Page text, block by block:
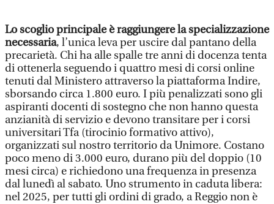
Lo scoglio principale è raggiungere la specializzazione
necessaria, l’unica leva per uscire dal pantano della
precarietà. Chi ha alle spalle tre anni di docenza tenta
di ottenerla seguendo i quattro mesi di corsi online
tenuti dal Ministero attraverso la piattaforma Indire,
sborsando circa 1.800 euro. I più penalizzati sono gli
aspiranti docenti di sostegno che non hanno questa
anzianità di servizio e devono transitare per i corsi
universitari Tfa (tirocinio formativo attivo),
organizzati sul nostro territorio da Unimore. Costano
poco meno di 3.000 euro, durano più del doppio (10
mesi circa) e richiedono una frequenza in presenza
dal lunedì al sabato. Uno strumento in caduta libera:
nel 2025, per tutti gli ordini di grado, a Reggio non è